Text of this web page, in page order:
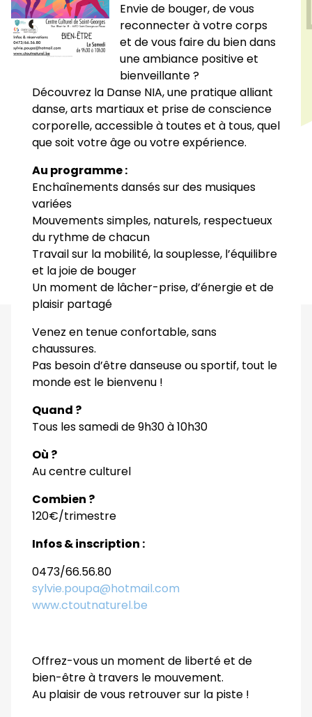
Envie de bouger, de vous
reconnecter à votre corps
et de vous faire du bien dans
une ambiance positive et
bienveillante ?
Découvrez la Danse NIA, une pratique alliant
danse, arts martiaux et prise de conscience
corporelle, accessible à toutes et à tous, quel
que soit votre âge ou votre expérience.
Au programme :
Enchaînements dansés sur des musiques
variées
Mouvements simples, naturels, respectueux
du rythme de chacun
Travail sur la mobilité, la souplesse, l’équilibre
et la joie de bouger
Un moment de lâcher-prise, d’énergie et de
plaisir partagé
Venez en tenue confortable, sans
chaussures.
Pas besoin d’être danseuse ou sportif, tout le
monde est le bienvenu !
Quand ?
Tous les samedi de 9h30 à 10h30
Où ?
Au centre culturel
Combien ?
120€/trimestre
Infos & inscription :
0473/66.56.80
sylvie.poupa@hotmail.com
www.ctoutnaturel.be
Offrez-vous un moment de liberté et de
bien-être à travers le mouvement.
Au plaisir de vous retrouver sur la piste !